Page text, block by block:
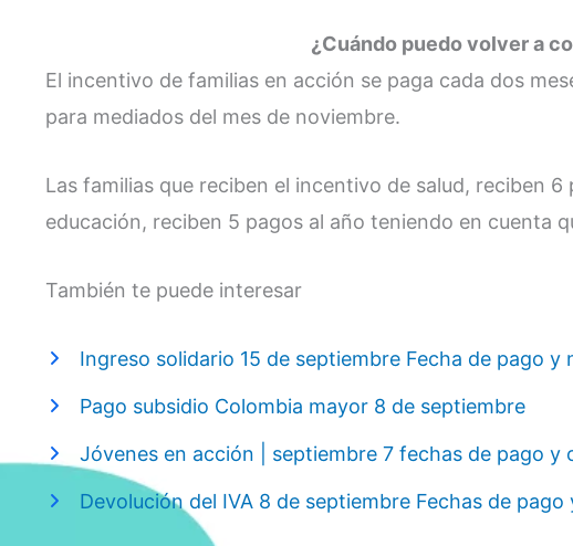
¿Cuándo puedo volver a
El incentivo de familias en acción se paga cada dos
para mediados del mes de noviembre.
Las familias que reciben el incentivo de salud, reciben
educación, reciben 5 pagos al año teniendo en cuenta
También te puede interesar
Ingreso solidario 15 de septiembre Fecha de pago y
Pago subsidio Colombia mayor 8 de septiembre
Jóvenes en acción | septiembre 7 fechas de pago y
Devolución del IVA 8 de septiembre Fechas de